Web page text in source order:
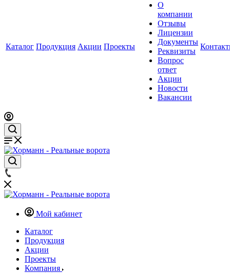
Каталог Продукция Акции Проекты
О
компании
Отзывы
Лицензии
Документы
Реквизиты
Вопрос
ответ
Акции
Новости
Вакансии
Мой кабинет
Каталог
Продукция
Акции
Проекты
Компания